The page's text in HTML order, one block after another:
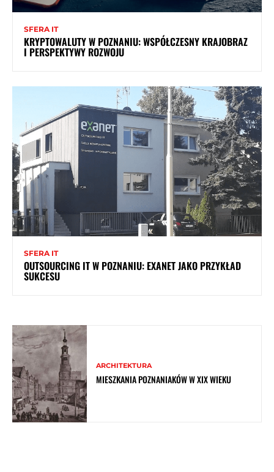
SFERA IT
KRYPTOWALUTY W POZNANIU: WSPÓŁCZESNY KRAJOBRAZ
I PERSPEKTYWY ROZWOJU
SFERA IT
OUTSOURCING IT W POZNANIU: EXANET JAKO PRZYKŁAD
SUKCESU
ARCHITEKTURA
MIESZKANIA POZNANIAKÓW W XIX WIEKU